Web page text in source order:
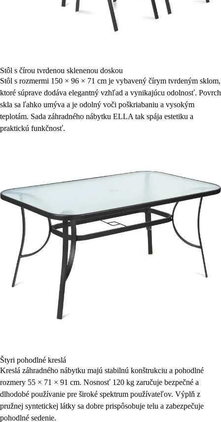
Stôl s čírou tvrdenou sklenenou doskou
Stôl s rozmermi 150 × 96 × 71 cm je vybavený čírym tvrdeným sklom,
ktoré súprave dodáva elegantný vzhľad a vynikajúcu odolnosť. Povrch
skla sa ľahko umýva a je odolný voči poškriabaniu a vysokým
teplotám. Sada záhradného nábytku ELLA tak spája estetiku a
praktickú funkčnosť.
Štyri pohodlné kreslá
Kreslá záhradného nábytku majú stabilnú konštrukciu a pohodlné
rozmery 55 × 71 × 91 cm. Nosnosť 120 kg zaručuje bezpečné a
dlhodobé používanie pre široké spektrum používateľov. Výplň z
pružnej syntetickej látky sa dobre prispôsobuje telu a zabezpečuje
pohodlné sedenie.